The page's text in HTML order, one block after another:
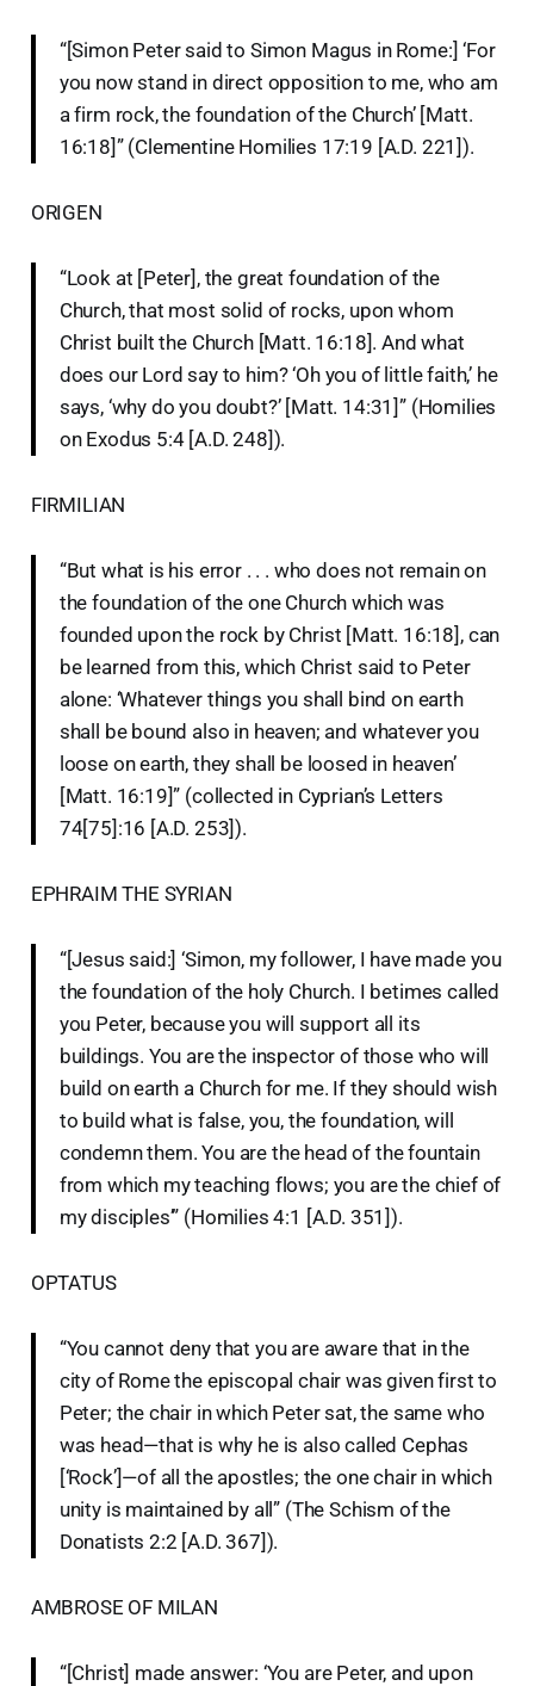
“[Simon Peter said to Simon Magus in Rome:] ‘For
you now stand in direct opposition to me, who am
a firm rock, the foundation of the Church’ [Matt.
16:18]” (Clementine Homilies 17:19 [A.D. 221]).
ORIGEN
“Look at [Peter], the great foundation of the
Church, that most solid of rocks, upon whom
Christ built the Church [Matt. 16:18]. And what
does our Lord say to him? ‘Oh you of little faith,’ he
says, ‘why do you doubt?’ [Matt. 14:31]” (Homilies
on Exodus 5:4 [A.D. 248]).
FIRMILIAN
“But what is his error . . . who does not remain on
the foundation of the one Church which was
founded upon the rock by Christ [Matt. 16:18], can
be learned from this, which Christ said to Peter
alone: ‘Whatever things you shall bind on earth
shall be bound also in heaven; and whatever you
loose on earth, they shall be loosed in heaven’
[Matt. 16:19]” (collected in Cyprian’s Letters
74[75]:16 [A.D. 253]).
EPHRAIM THE SYRIAN
“[Jesus said:] ‘Simon, my follower, I have made you
the foundation of the holy Church. I betimes called
you Peter, because you will support all its
buildings. You are the inspector of those who will
build on earth a Church for me. If they should wish
to build what is false, you, the foundation, will
condemn them. You are the head of the fountain
from which my teaching flows; you are the chief of
my disciples’” (Homilies 4:1 [A.D. 351]).
OPTATUS
“You cannot deny that you are aware that in the
city of Rome the episcopal chair was given first to
Peter; the chair in which Peter sat, the same who
was head—that is why he is also called Cephas
[‘Rock’]—of all the apostles; the one chair in which
unity is maintained by all” (The Schism of the
Donatists 2:2 [A.D. 367]).
AMBROSE OF MILAN
“[Christ] made answer: ‘You are Peter, and upon